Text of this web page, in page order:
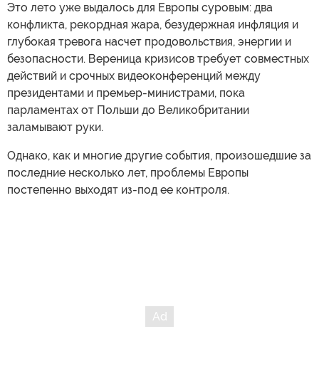
Это лето уже выдалось для Европы суровым: два
конфликта, рекордная жара, безудержная инфляция и
глубокая тревога насчет продовольствия, энергии и
безопасности. Вереница кризисов требует совместных
действий и срочных видеоконференций между
президентами и премьер-министрами, пока
парламентах от Польши до Великобритании
заламывают руки.
Однако, как и многие другие события, произошедшие за
последние несколько лет, проблемы Европы
постепенно выходят из-под ее контроля.